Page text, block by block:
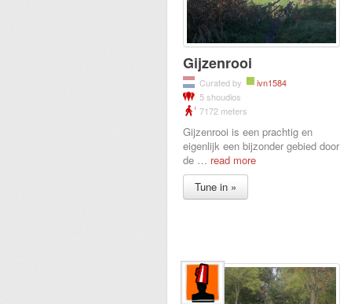
Gijzenrooi
Curated by
ivn1584
5 shoudios
7172 meters
Gijzenrooi is een prachtig en
eigenlijk een bijzonder gebied door
de … read more
Tune in »